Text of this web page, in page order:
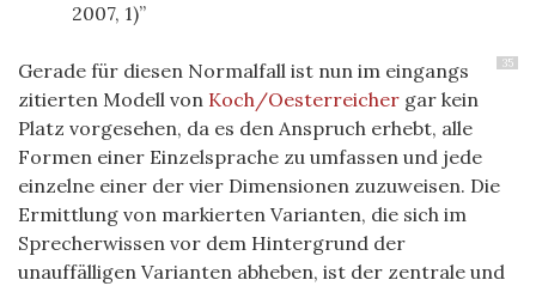
2007, 1)
35
Gerade für diesen Normalfall ist nun im eingangs
zitierten Modell von Koch/Oesterreicher gar kein
Platz vorgesehen, da es den Anspruch erhebt, alle
Formen einer Einzelsprache zu umfassen und jede
einzelne einer der vier Dimensionen zuzuweisen. Die
Ermittlung von markierten Varianten, die sich im
Sprecherwissen vor dem Hintergrund der
unauffälligen Varianten abheben, ist der zentrale und